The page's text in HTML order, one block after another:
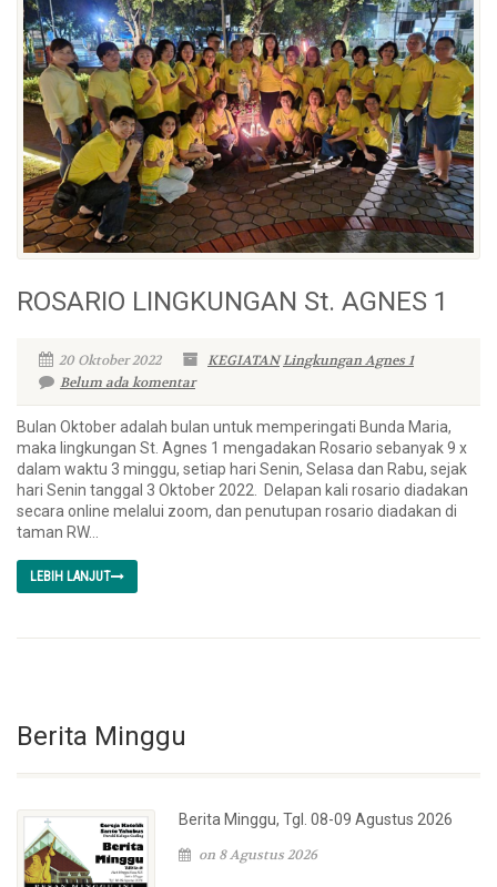
ROSARIO LINGKUNGAN St. AGNES 1
20 Oktober 2022 KEGIATANLingkungan Agnes 1
Belum ada komentar
Bulan Oktober adalah bulan untuk memperingati Bunda Maria,
maka lingkungan St. Agnes 1 mengadakan Rosario sebanyak 9 x
dalam waktu 3 minggu, setiap hari Senin, Selasa dan Rabu, sejak
hari Senin tanggal 3 Oktober 2022. Delapan kali rosario diadakan
secara online melalui zoom, dan penutupan rosario diadakan di
taman RW...
LEBIH LANJUT
Berita Minggu
Berita Minggu, Tgl. 08-09 Agustus 2026
on 8 Agustus 2026